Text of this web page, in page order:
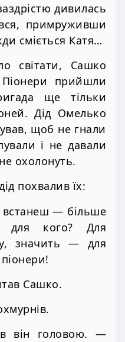
дивилась
примруживши
сміється Катя…
світати, Сашко
прийшли
ще тільки
Дід Омелько
щоб не гнали
і не давали
охолонуть.
похвалив їх:
— більше
кого? Для
значить — для
Сашко.
він головою. —